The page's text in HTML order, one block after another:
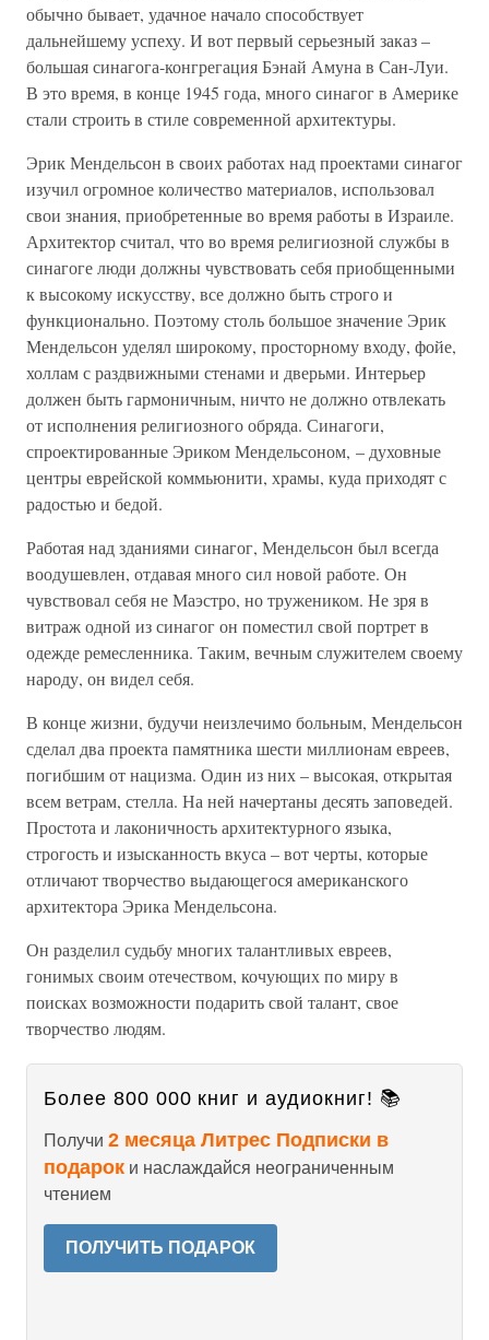
обычно бывает, удачное начало способствует
дальнейшему успеху. И вот первый серьезный заказ –
большая синагога-конгрегация Бэнай Амуна в Сан-Луи.
В это время, в конце 1945 года, много синагог в Америке
стали строить в стиле современной архитектуры.
Эрик Мендельсон в своих работах над проектами синагог
изучил огромное количество материалов, использовал
свои знания, приобретенные во время работы в Израиле.
Архитектор считал, что во время религиозной службы в
синагоге люди должны чувствовать себя приобщенными
к высокому искусству, все должно быть строго и
функционально. Поэтому столь большое значение Эрик
Мендельсон уделял широкому, просторному входу, фойе,
холлам с раздвижными стенами и дверьми. Интерьер
должен быть гармоничным, ничто не должно отвлекать
от исполнения религиозного обряда. Синагоги,
спроектированные Эриком Мендельсоном, – духовные
центры еврейской коммьюнити, храмы, куда приходят с
радостью и бедой.
Работая над зданиями синагог, Мендельсон был всегда
воодушевлен, отдавая много сил новой работе. Он
чувствовал себя не Маэстро, но тружеником. Не зря в
витраж одной из синагог он поместил свой портрет в
одежде ремесленника. Таким, вечным служителем своему
народу, он видел себя.
В конце жизни, будучи неизлечимо больным, Мендельсон
сделал два проекта памятника шести миллионам евреев,
погибшим от нацизма. Один из них – высокая, открытая
всем ветрам, стелла. На ней начертаны десять заповедей.
Простота и лаконичность архитектурного языка,
строгость и изысканность вкуса – вот черты, которые
отличают творчество выдающегося американского
архитектора Эрика Мендельсона.
Он разделил судьбу многих талантливых евреев,
гонимых своим отечеством, кочующих по миру в
поисках возможности подарить свой талант, свое
творчество людям.
Более 800 000 книг и аудиокниг! 📚
Получи 2 месяца Литрес Подписки в
подарок и наслаждайся неограниченным
чтением
ПОЛУЧИТЬ ПОДАРОК